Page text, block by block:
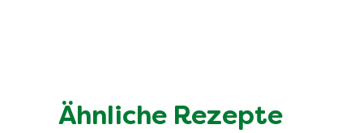
Ähnliche Rezepte